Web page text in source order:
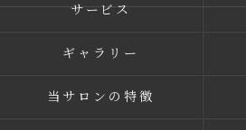
サービス
ギャラリー
当サロンの特徴